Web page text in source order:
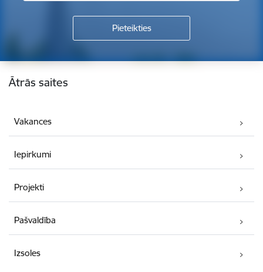
Kājene
Ātrās saites
Vakances
Iepirkumi
Projekti
Pašvaldība
Izsoles